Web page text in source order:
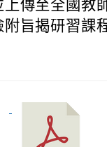
上傳至全國教
附旨揭研習課